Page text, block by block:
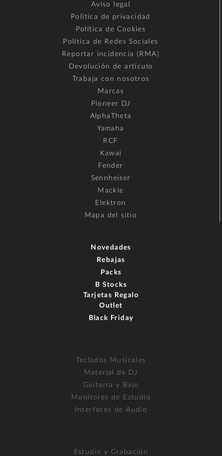
Aviso legal
Política de privacidad
Política de Cookies
Política de Redes Sociales
Reportar incidencia (RMA)
Devolución de artículo
Trabaja con nosotros
Marcas
Pioneer DJ
AlphaTheta
Yamaha
RCF
Kawai
Fender
Sennheiser
Mackie
Elektron
Mapa del sitio
Novedades
Rebajas
Packs
B Stocks
Tarjetas Regalo
Outlet
Black Friday
Teclados Musicales
Material de DJ
Guitarra y Bajo
Monitores de Estudio
Interfaces de Audio
Estudio y Grabación